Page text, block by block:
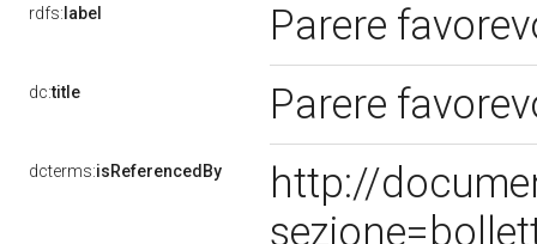
rdfs: label Parere
dc:title Parere
dcterms:isReferencedBy
http://